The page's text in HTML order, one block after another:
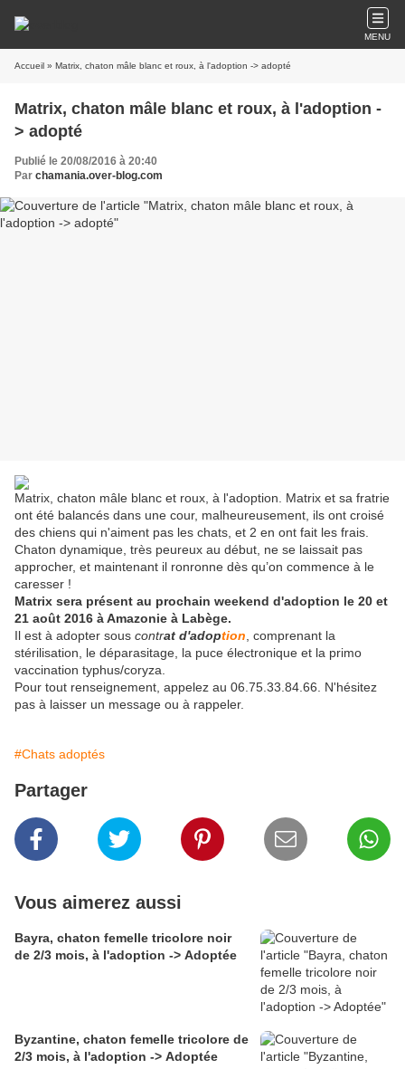
MENU
Accueil » Matrix, chaton mâle blanc et roux, à l'adoption -> adopté
Matrix, chaton mâle blanc et roux, à l'adoption -
> adopté
Publié le 20/08/2016 à 20:40
Par chamania.over-blog.com
Matrix, chaton mâle blanc et roux, à l'adoption. Matrix et sa fratrie
ont été balancés dans une cour, malheureusement, ils ont croisé
des chiens qui n'aiment pas les chats, et 2 en ont fait les frais.
Chaton dynamique, très peureux au début, ne se laissait pas
approcher, et maintenant il ronronne dès qu’on commence à le
caresser !
Matrix sera présent au prochain weekend d'adoption le 20 et
21 août 2016 à Amazonie à Labège.
Il est à adopter sous contrat d'adoption , comprenant la
stérilisation, le déparasitage, la puce électronique et la primo
vaccination typhus/coryza.
Pour tout renseignement, appelez au 06.75.33.84.66. N'hésitez
pas à laisser un message ou à rappeler.
#Chats adoptés
Partager
Vous aimerez aussi
Bayra, chaton femelle tricolore noir
de 2/3 mois, à l'adoption -> Adoptée
Byzantine, chaton femelle tricolore de
2/3 mois, à l'adoption -> Adoptée